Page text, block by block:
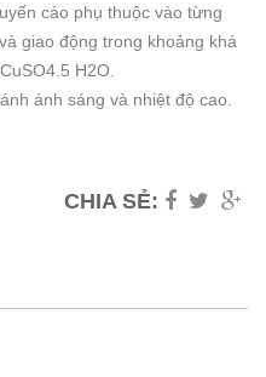
cáo phụ thuộc vào từng
giao động trong khoảng khá
H2O.
ánh sáng và nhiệt độ cao.
CHIA SẺ: